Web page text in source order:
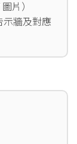
片）
示牆及對應